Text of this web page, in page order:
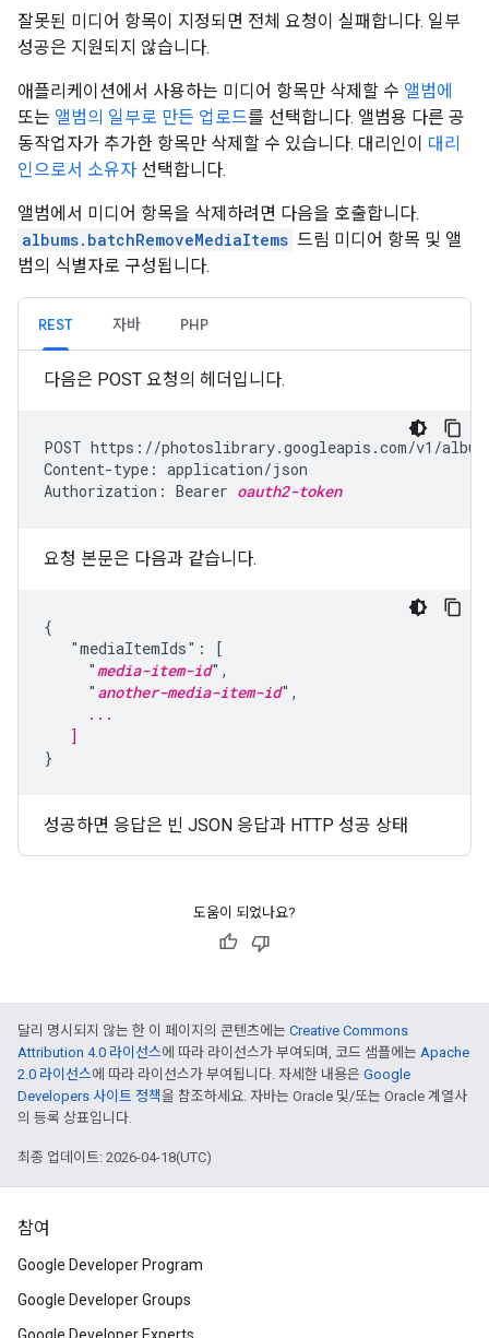
잘못된 미디어 항목이 지정되면 전체 요청이 실패합니다. 일부
성공은 지원되지 않습니다.
애플리케이션에서 사용하는 미디어 항목만 삭제할 수 앨범에
또는 앨범의 일부로 만든 업로드를 선택합니다. 앨범용 다른 공
동작업자가 추가한 항목만 삭제할 수 있습니다. 대리인이 대리
인으로서 소유자 선택합니다.
앨범에서 미디어 항목을 삭제하려면 다음을 호출합니다.
albums.batchRemoveMediaItems 드림 미디어 항목 및 앨
범의 식별자로 구성됩니다.
REST 자바 PHP
다음은 POST 요청의 헤더입니다.
POST https://photoslibrary.googleapis.com/v1/
Content-type: application/json
Authorization: Bearer oauth2-token
요청 본문은 다음과 같습니다.
{
   "mediaItemIds": [
     "
media-item-id",
     "
another-media-item-id
     ...
   ]
}
성공하면 응답은 빈 JSON 응답과 HTTP 성공 상태
도움이 되었나요?
달리 명시되지 않는 한 이 페이지의 콘텐츠에는 Creative Commons
Attribution 4.0 라이선스에 따라 라이선스가 부여되며, 코드 샘플에는 Apache
2.0 라이선스에 따라 라이선스가 부여됩니다. 자세한 내용은 Google
Developers 사이트 정책을 참조하세요. 자바는 Oracle 및/또는 Oracle 계열사
의 등록 상표입니다.
최종 업데이트: 2026-04-18(UTC)
참여
Google Developer Program
Google Developer Groups